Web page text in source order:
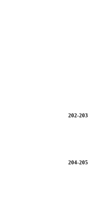
202-203
204-205